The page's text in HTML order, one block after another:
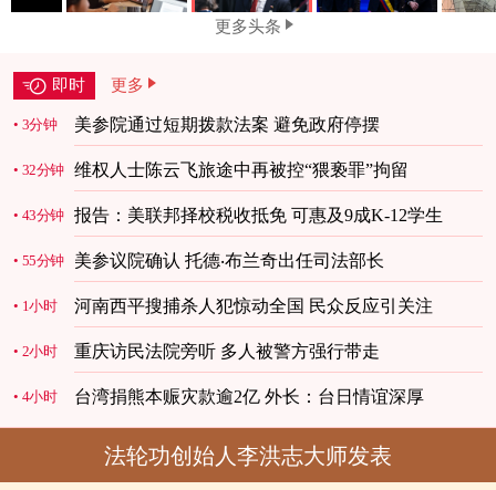
更多头条
即时 更多
3分钟 美参院通过短期拨款法案 避免政府停摆
32分钟 维权人士陈云飞旅途中再被控“猥亵罪”拘留
43分钟 报告：美联邦择校税收抵免 可惠及9成K-12学生
55分钟 美参议院确认 托德‧布兰奇出任司法部长
1小时 河南西平搜捕杀人犯惊动全国 民众反应引关注
2小时 重庆访民法院旁听 多人被警方强行带走
4小时 台湾捐熊本赈灾款逾2亿 外长：台日情谊深厚
法轮功创始人李洪志大师发表